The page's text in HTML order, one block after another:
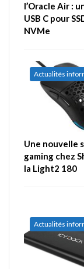
l’Oracle Air :
USB C pour
NVMe
Actualités
Une nouvelle
gaming chez
la Light2 180
Actualités